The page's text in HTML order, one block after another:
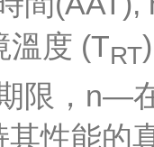
溫度 (TRT
， n—
性能的真